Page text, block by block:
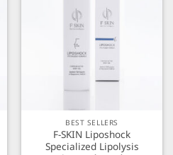
BEST SELLERS
F-SKIN Liposhock
Specialized Lipolysis